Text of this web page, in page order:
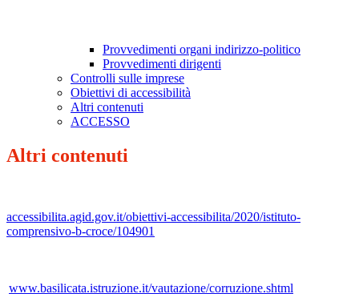
Provvedimenti organi indirizzo-politico
Provvedimenti dirigenti
Controlli sulle imprese
Obiettivi di accessibilità
Altri contenuti
ACCESSO
Altri contenuti
accessibilita.agid.gov.it/obiettivi-accessibilita/2020/istituto-
comprensivo-b-croce/104901
www.basilicata.istruzione.it/vautazione/corruzione.shtml